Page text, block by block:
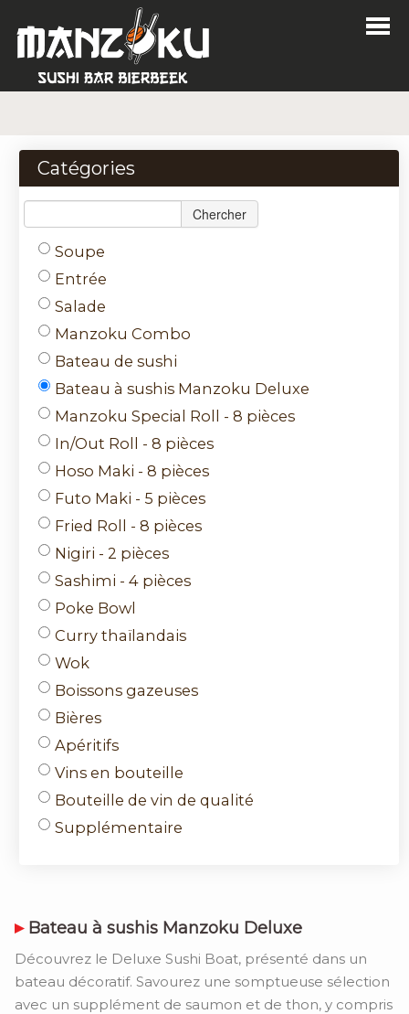
Commander
Menu
Login
Contact
Catégories
Chercher
Soupe
Entrée
Salade
Manzoku Combo
Bateau de sushi
Bateau à sushis Manzoku Deluxe
Manzoku Special Roll - 8 pièces
In/Out Roll - 8 pièces
Hoso Maki - 8 pièces
Futo Maki - 5 pièces
Fried Roll - 8 pièces
Nigiri - 2 pièces
Sashimi - 4 pièces
Poke Bowl
Curry thaïlandais
Wok
Boissons gazeuses
Bières
Apéritifs
Vins en bouteille
Bouteille de vin de qualité
Supplémentaire
Bateau à sushis Manzoku Deluxe
Découvrez le Deluxe Sushi Boat, présenté dans un
bateau décoratif. Savourez une somptueuse sélection
avec un supplément de saumon et de thon, y compris